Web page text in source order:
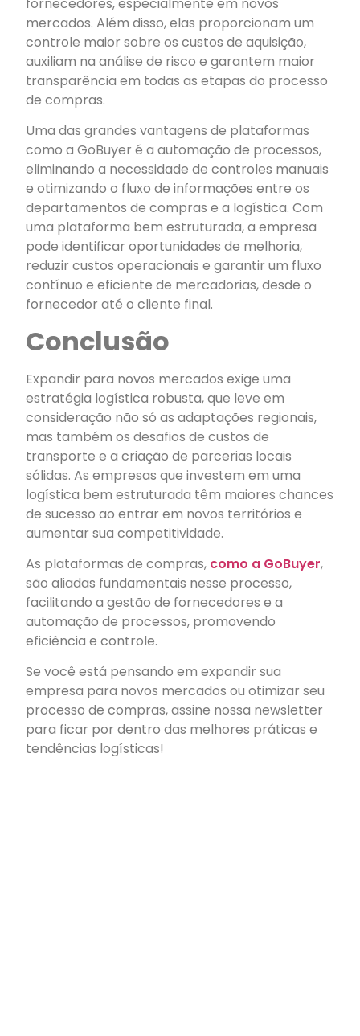
mercados. Além disso, elas proporcionam um
controle maior sobre os custos de aquisição,
auxiliam na análise de risco e garantem maior
transparência em todas as etapas do processo
de compras.
Uma das grandes vantagens de plataformas
como a GoBuyer é a automação de processos,
eliminando a necessidade de controles manuais
e otimizando o fluxo de informações entre os
departamentos de compras e a logística. Com
uma plataforma bem estruturada, a empresa
pode identificar oportunidades de melhoria,
reduzir custos operacionais e garantir um fluxo
contínuo e eficiente de mercadorias, desde o
fornecedor até o cliente final.
Conclusão
Expandir para novos mercados exige uma
estratégia logística robusta, que leve em
consideração não só as adaptações regionais,
mas também os desafios de custos de
transporte e a criação de parcerias locais
sólidas. As empresas que investem em uma
logística bem estruturada têm maiores chances
de sucesso ao entrar em novos territórios e
aumentar sua competitividade.
As plataformas de compras, como a GoBuyer,
são aliadas fundamentais nesse processo,
facilitando a gestão de fornecedores e a
automação de processos, promovendo
eficiência e controle.
Se você está pensando em expandir sua
empresa para novos mercados ou otimizar seu
processo de compras, assine nossa newsletter
para ficar por dentro das melhores práticas e
tendências logísticas!